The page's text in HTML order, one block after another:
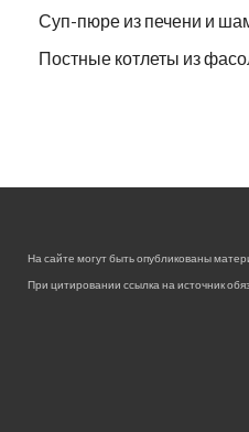
Суп-пюре из печени и
Постные котлеты из
На сайте могут быть опубликованы
При цитировании ссылка на источник